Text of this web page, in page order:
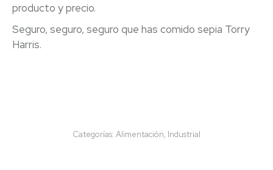
producto y precio.
Seguro, seguro, seguro que has comido sepia Torry
Harris.
Categorías: Alimentación, Industrial